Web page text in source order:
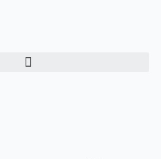
Menu